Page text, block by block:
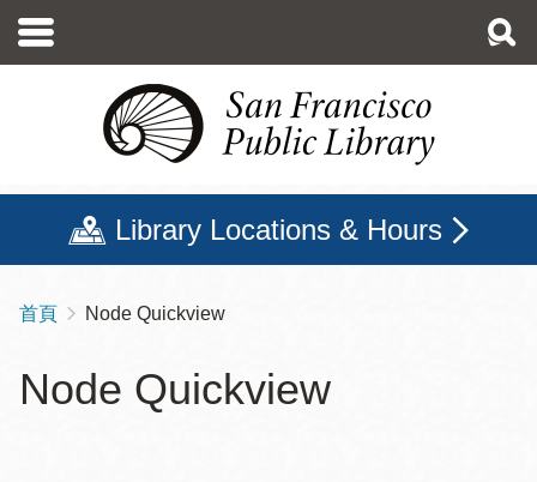
至
Library Locations & Hours
導
連
首頁 Node Quickview
Node Quickview